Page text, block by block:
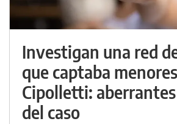
Investigan una red
que captaba
Cipolletti:
del caso